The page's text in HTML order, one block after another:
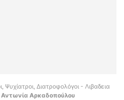
Ψυχίατροι, Διατροφολόγοι - Λιβαδεια
Αντωνία Αρκαδοπούλου